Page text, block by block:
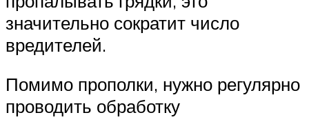
значительно сократит число
вредителей.
Помимо прополки, нужно регулярно
проводить обработку